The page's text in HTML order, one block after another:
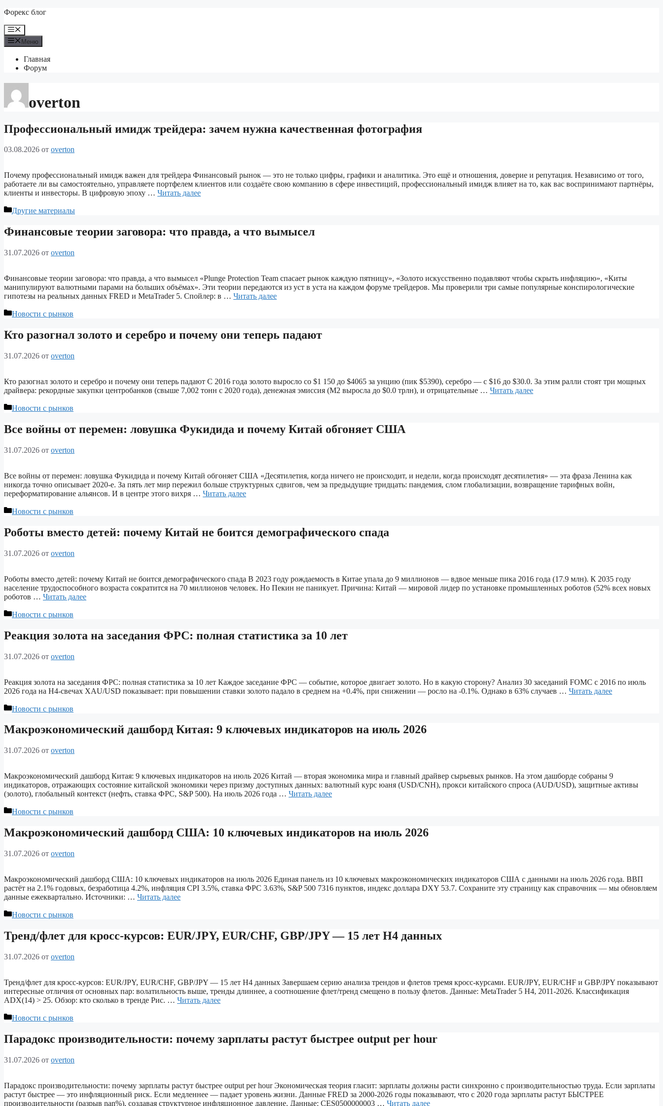
Перейти
содержимому
Форекс блог
Меню
Меню
Главная
Форум
overton
Профессиональный имидж трейдера: зачем нужна качественная фотография
03.08.2026 от overton
Почему профессиональный имидж важен для трейдера Финансовый рынок — это не только цифры, графики и аналитика. Это ещё и отношения, доверие и репутация. Независимо от того,
работаете ли вы самостоятельно, управляете портфелем клиентов или создаёте свою компанию в сфере инвестиций, профессиональный имидж влияет на то, как вас воспринимают партнёры,
клиенты и инвесторы. В цифровую эпоху … Читать далее
Рубрики
Другие материалы
Финансовые теории заговора: что правда, а что вымысел
31.07.2026 от overton
Финансовые теории заговора: что правда, а что вымысел «Plunge Protection Team спасает рынок каждую пятницу», «Золото искусственно подавляют чтобы скрыть инфляцию», «Киты
манипулируют валютными парами на больших объёмах». Эти теории передаются из уст в уста на каждом форуме трейдеров. Мы проверили три самые популярные конспирологические
гипотезы на реальных данных FRED и MetaTrader 5. Спойлер: в … Читать далее
Рубрики
Новости с рынков
Кто разогнал золото и серебро и почему они теперь падают
31.07.2026 от overton
Кто разогнал золото и серебро и почему они теперь падают С 2016 года золото выросло со $1 150 до $4065 за унцию (пик $5390), серебро — с $16 до $30.0. За этим ралли стоят три мощных
драйвера: рекордные закупки центробанков (свыше 7,002 тонн с 2020 года), денежная эмиссия (M2 выросла до $0.0 трлн), и отрицательные … Читать далее
Рубрики
Новости с рынков
Все войны от перемен: ловушка Фукидида и почему Китай обгоняет США
31.07.2026 от overton
Все войны от перемен: ловушка Фукидида и почему Китай обгоняет США «Десятилетия, когда ничего не происходит, и недели, когда происходят десятилетия» — эта фраза Ленина как
никогда точно описывает 2020-е. За пять лет мир пережил больше структурных сдвигов, чем за предыдущие тридцать: пандемия, слом глобализации, возвращение тарифных войн,
переформатирование альянсов. И в центре этого вихря … Читать далее
Рубрики
Новости с рынков
Роботы вместо детей: почему Китай не боится демографического спада
31.07.2026 от overton
Роботы вместо детей: почему Китай не боится демографического спада В 2023 году рождаемость в Китае упала до 9 миллионов — вдвое меньше пика 2016 года (17.9 млн). К 2035 году
население трудоспособного возраста сократится на 70 миллионов человек. Но Пекин не паникует. Причина: Китай — мировой лидер по установке промышленных роботов (52% всех новых
роботов … Читать далее
Рубрики
Новости с рынков
Реакция золота на заседания ФРС: полная статистика за 10 лет
31.07.2026 от overton
Реакция золота на заседания ФРС: полная статистика за 10 лет Каждое заседание ФРС — событие, которое двигает золото. Но в какую сторону? Анализ 30 заседаний FOMC с 2016 по июль
2026 года на H4-свечах XAU/USD показывает: при повышении ставки золото падало в среднем на +0.4%, при снижении — росло на -0.1%. Однако в 63% случаев … Читать далее
Рубрики
Новости с рынков
Макроэкономический дашборд Китая: 9 ключевых индикаторов на июль 2026
31.07.2026 от overton
Макроэкономический дашборд Китая: 9 ключевых индикаторов на июль 2026 Китай — вторая экономика мира и главный драйвер сырьевых рынков. На этом дашборде собраны 9
индикаторов, отражающих состояние китайской экономики через призму доступных данных: валютный курс юаня (USD/CNH), прокси китайского спроса (AUD/USD), защитные активы
(золото), глобальный контекст (нефть, ставка ФРС, S&P 500). На июль 2026 года … Читать далее
Рубрики
Новости с рынков
Макроэкономический дашборд США: 10 ключевых индикаторов на июль 2026
31.07.2026 от overton
Макроэкономический дашборд США: 10 ключевых индикаторов на июль 2026 Единая панель из 10 ключевых макроэкономических индикаторов США с данными на июль 2026 года. ВВП
растёт на 2.1% годовых, безработица 4.2%, инфляция CPI 3.5%, ставка ФРС 3.63%, S&P 500 7316 пунктов, индекс доллара DXY 53.7. Сохраните эту страницу как справочник — мы обновляем
данные ежеквартально. Источники: … Читать далее
Рубрики
Новости с рынков
Тренд/флет для кросс-курсов: EUR/JPY, EUR/CHF, GBP/JPY — 15 лет H4 данных
31.07.2026 от overton
Тренд/флет для кросс-курсов: EUR/JPY, EUR/CHF, GBP/JPY — 15 лет H4 данных Завершаем серию анализа трендов и флетов тремя кросс-курсами. EUR/JPY, EUR/CHF и GBP/JPY показывают
интересные отличия от основных пар: волатильность выше, тренды длиннее, а соотношение флет/тренд смещено в пользу флетов. Данные: MetaTrader 5 H4, 2011-2026. Классификация
ADX(14) > 25. Обзор: кто сколько в тренде Рис. … Читать далее
Рубрики
Новости с рынков
Парадокс производительности: почему зарплаты растут быстрее output per hour
31.07.2026 от overton
Парадокс производительности: почему зарплаты растут быстрее output per hour Экономическая теория гласит: зарплаты должны расти синхронно с производительностью труда. Если зарплаты
растут быстрее — это инфляционный риск. Если медленнее — падает уровень жизни. Данные FRED за 2000-2026 годы показывают, что с 2020 года зарплаты растут БЫСТРЕЕ
производительности (разрыв nan%), создавая структурное инфляционное давление. Данные: CES0500000003 … Читать далее